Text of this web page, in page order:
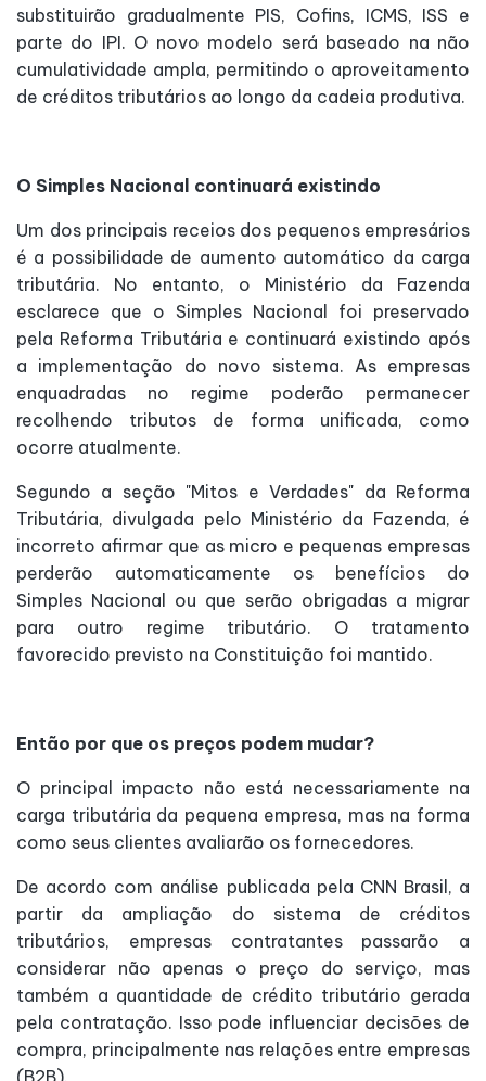
substituirão gradualmente PIS, Cofins, ICMS, ISS e
parte do IPI. O novo modelo será baseado na não
cumulatividade ampla, permitindo o aproveitamento
de créditos tributários ao longo da cadeia produtiva.
O Simples Nacional continuará existindo
Um dos principais receios dos pequenos empresários
é a possibilidade de aumento automático da carga
tributária. No entanto, o Ministério da Fazenda
esclarece que o Simples Nacional foi preservado
pela Reforma Tributária e continuará existindo após
a implementação do novo sistema. As empresas
enquadradas no regime poderão permanecer
recolhendo tributos de forma unificada, como
ocorre atualmente.
Segundo a seção "Mitos e Verdades" da Reforma
Tributária, divulgada pelo Ministério da Fazenda, é
incorreto afirmar que as micro e pequenas empresas
perderão automaticamente os benefícios do
Simples Nacional ou que serão obrigadas a migrar
para outro regime tributário. O tratamento
favorecido previsto na Constituição foi mantido.
Então por que os preços podem mudar?
O principal impacto não está necessariamente na
carga tributária da pequena empresa, mas na forma
como seus clientes avaliarão os fornecedores.
De acordo com análise publicada pela CNN Brasil, a
partir da ampliação do sistema de créditos
tributários, empresas contratantes passarão a
considerar não apenas o preço do serviço, mas
também a quantidade de crédito tributário gerada
pela contratação. Isso pode influenciar decisões de
compra, principalmente nas relações entre empresas
(B2B).